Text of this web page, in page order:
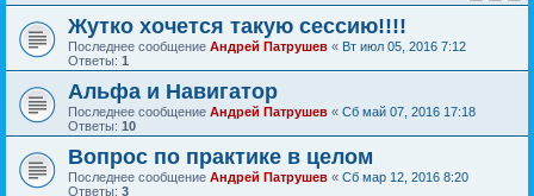
Жутко хочется такую сессию!!!!
Последнее сообщение Андрей Патрушев « Вт июл 05, 2016 7:12
Ответы: 1
Альфа и Навигатор
Последнее сообщение Андрей Патрушев « Сб май 07, 2016 17:18
Ответы: 10
Вопрос по практике в целом
Последнее сообщение Андрей Патрушев « Сб мар 12, 2016 8:20
Ответы: 3